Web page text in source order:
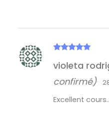
5
violeta
confirmé)
Excellent